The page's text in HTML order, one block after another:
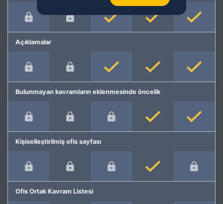
Açıklamalar
Bulunmayan kavramların eklenmesinde öncelik
Kişiselleştirilmiş ofis sayfası
Ofis Ortak Kavram Listesi